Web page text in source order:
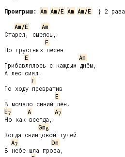
Проигрыш:
Am Am/E Am Am/E
  } 2 раза
Am/E
Am
Старел, смеясь,
F
Но грустных песен
E
Am
Прибавлялось с каждым днём,
А лес сиял,
F
По ходу превратив
E
E7 A A7
Но как всегда,
Gm6
Когда свинцовой тучей
A7
Dm
В небе шла гроза,